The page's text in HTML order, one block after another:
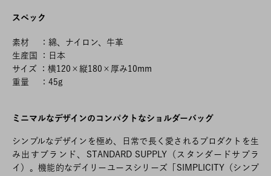
スペック
素材 ：綿、ナイロン、牛革
生産国 ：日本
サイズ ：横120×縦180×厚み10mm
重量 ：45g
ミニマルなデザインのコンパクトなショルダーバッグ
シンプルなデザインを極め、日常で長く愛されるプロダクトを生
み出すブランド、STANDARD SUPPLY（スタンダードサプラ
イ）。機能的なデイリーユースシリーズ「SIMPLICITY（シンプ